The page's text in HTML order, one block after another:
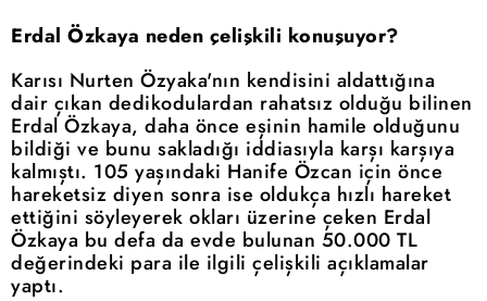
Erdal Özkaya neden çelişkili konuşuyor?
Karısı Nurten Özyaka'nın kendisini aldattığına
dair çıkan dedikodulardan rahatsız olduğu bilinen
Erdal Özkaya, daha önce eşinin hamile olduğunu
bildiği ve bunu sakladığı iddiasıyla karşı karşıya
kalmıştı. 105 yaşındaki Hanife Özcan için önce
hareketsiz diyen sonra ise oldukça hızlı hareket
ettiğini söyleyerek okları üzerine çeken Erdal
Özkaya bu defa da evde bulunan 50.000 TL
değerindeki para ile ilgili çelişkili açıklamalar
yaptı.